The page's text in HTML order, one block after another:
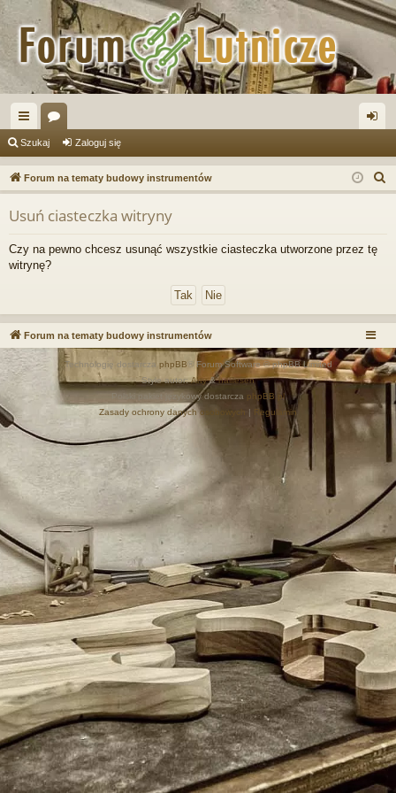
ię
ce
j
…
or
a og
uj
ę
Szukaj Zaloguj się
Forum na tematy budowy instrumentów
z
Usuń ciasteczka witryny
Czy na pewno chcesz usunąć wszystkie ciasteczka utworzone przez tę
witrynę?
Forum na tematy budowy instrumentów
Technologię dostarcza phpBB ® Forum Software © phpBB Limited
Style autor:Arty&halilesen
Polski pakiet językowy dostarcza
phpBB.pl
Zasady ochrony danych osobowych
| Regulamin